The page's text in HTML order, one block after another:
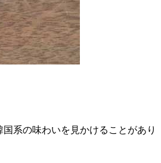
系の味わいを見かけることがあり